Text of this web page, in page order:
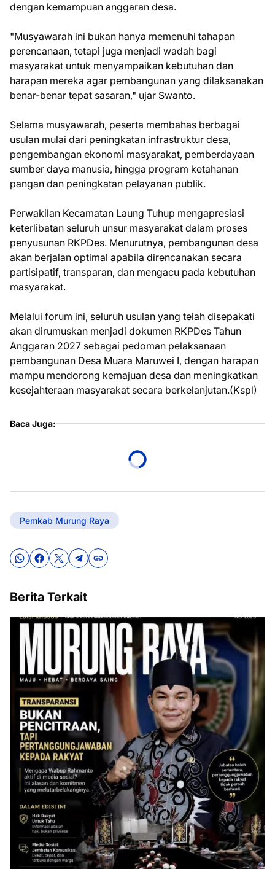
dengan kemampuan anggaran desa.
"Musyawarah ini bukan hanya memenuhi tahapan
perencanaan, tetapi juga menjadi wadah bagi
masyarakat untuk menyampaikan kebutuhan dan
harapan mereka agar pembangunan yang dilaksanakan
benar-benar tepat sasaran," ujar Swanto.
Selama musyawarah, peserta membahas berbagai
usulan mulai dari peningkatan infrastruktur desa,
pengembangan ekonomi masyarakat, pemberdayaan
sumber daya manusia, hingga program ketahanan
pangan dan peningkatan pelayanan publik.
Perwakilan Kecamatan Laung Tuhup mengapresiasi
keterlibatan seluruh unsur masyarakat dalam proses
penyusunan RKPDes. Menurutnya, pembangunan desa
akan berjalan optimal apabila direncanakan secara
partisipatif, transparan, dan mengacu pada kebutuhan
masyarakat.
Melalui forum ini, seluruh usulan yang telah disepakati
akan dirumuskan menjadi dokumen RKPDes Tahun
Anggaran 2027 sebagai pedoman pelaksanaan
pembangunan Desa Muara Maruwei I, dengan harapan
mampu mendorong kemajuan desa dan meningkatkan
kesejahteraan masyarakat secara berkelanjutan.(Kspl)
Baca Juga:
Pemkab Murung Raya
Berita Terkait